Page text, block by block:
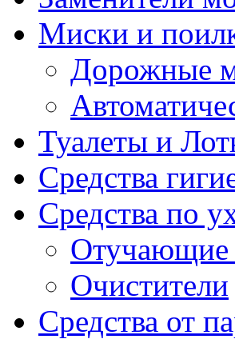
Миски и
Дорожные
Туалеты и
Средства
Средства по
Отучающие
Очистители
Средства от